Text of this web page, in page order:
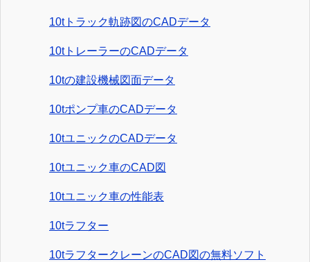
10tトラック軌跡図のCADデータ
10tトレーラーのCADデータ
10tの建設機械図面データ
10tポンプ車のCADデータ
10tユニックのCADデータ
10tユニック車のCAD図
10tユニック車の性能表
10tラフター
10tラフタークレーンのCAD図の無料ソフト